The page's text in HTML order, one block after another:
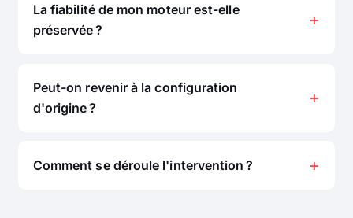
La fiabilité de mon moteur est-elle
préservée ?
Peut-on revenir à la configuration
d'origine ?
Comment se déroule l'intervention ?